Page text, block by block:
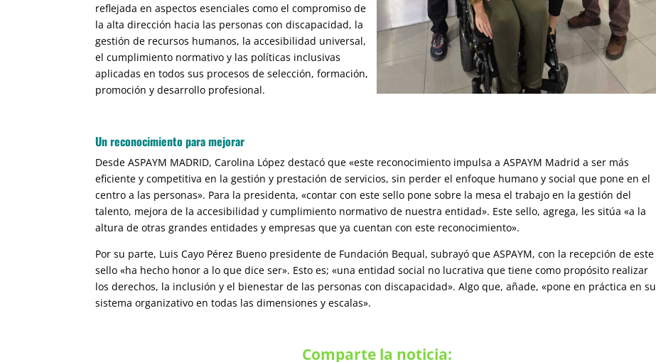
reflejada en aspectos esenciales como el compromiso de
la alta dirección hacia las personas con discapacidad, la
gestión de recursos humanos, la accesibilidad universal,
el cumplimiento normativo y las políticas inclusivas
aplicadas en todos sus procesos de selección, formación,
promoción y desarrollo profesional.
Un reconocimiento para mejorar
Desde ASPAYM MADRID, Carolina López destacó que «este reconocimiento impulsa a ASPAYM Madrid a ser más
eficiente y competitiva en la gestión y prestación de servicios, sin perder el enfoque humano y social que pone en el
centro a las personas». Para la presidenta, «contar con este sello pone sobre la mesa el trabajo en la gestión del
talento, mejora de la accesibilidad y cumplimiento normativo de nuestra entidad». Este sello, agrega, les sitúa «a la
altura de otras grandes entidades y empresas que ya cuentan con este reconocimiento».
Por su parte, Luis Cayo Pérez Bueno presidente de Fundación Bequal, subrayó que ASPAYM, con la recepción de este
sello «ha hecho honor a lo que dice ser». Esto es; «una entidad social no lucrativa que tiene como propósito realizar
los derechos, la inclusión y el bienestar de las personas con discapacidad». Algo que, añade, «pone en práctica en su
sistema organizativo en todas las dimensiones y escalas».
Comparte la noticia: